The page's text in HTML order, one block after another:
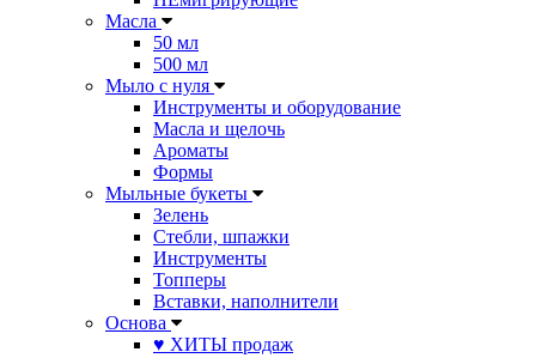
Масла
50 мл
500 мл
Мыло с нуля
Инструменты и оборудование
Масла и щелочь
Ароматы
Формы
Мыльные букеты
Зелень
Стебли, шпажки
Инструменты
Топперы
Вставки, наполнители
Основа
♥ ХИТЫ продаж